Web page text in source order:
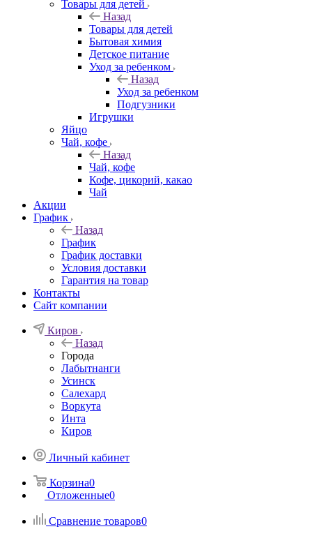
Товары для детей
Назад
Товары для детей
Бытовая химия
Детское питание
Уход за ребенком
Назад
Уход за ребенком
Подгузники
Игрушки
Яйцо
Чай, кофе
Назад
Чай, кофе
Кофе, цикорий, какао
Чай
Акции
График
Назад
График
График доставки
Условия доставки
Гарантия на товар
Контакты
Сайт компании
Киров
Назад
Города
Лабытнанги
Усинск
Салехард
Воркута
Инта
Киров
Личный кабинет
Корзина0
Отложенные0
Сравнение товаров0